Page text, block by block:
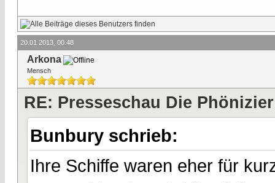
20.01.2013, 00:48
Arkona
Mensch
RE: Presseschau Die
Bunbury schrieb:
Ihre Schiffe waren eher für